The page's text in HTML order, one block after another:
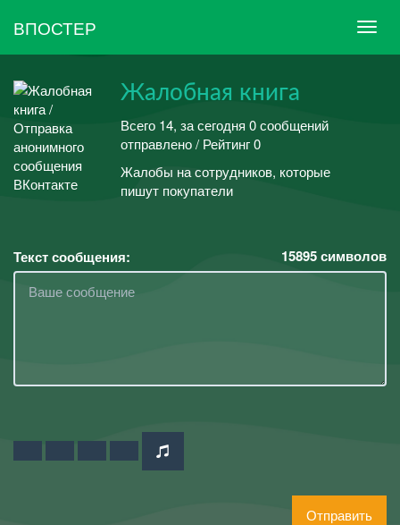
ВПОСТЕР
Жалобная книга
Всего 14, за сегодня 0 сообщений
отправлено / Рейтинг 0
Жалобы на сотрудников, которые
пишут покупатели
Текст сообщения: 15895символов
Отправить